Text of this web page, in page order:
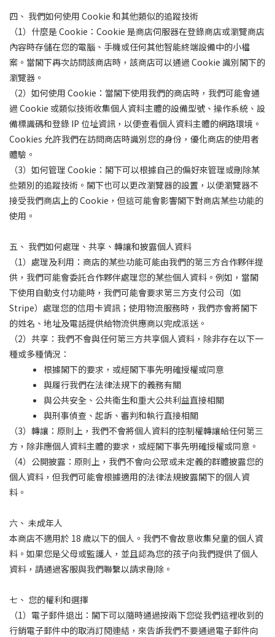
四、 我們如何使用 Cookie 和其他類似的追蹤技術
（1）什麼是 Cookie：Cookie 是商店伺服器在登錄商店或瀏覽商店
內容時存儲在您的電腦、手機或任何其他智能終端設備中的小檔
案。當閣下再次訪問該商店時，該商店可以通過 Cookie 識別閣下的
瀏覽器。
（2）如何使用 Cookie：當閣下使用我們的商店時，我們可能會通
過 Cookie 或類似技術收集個人資料主體的設備型號、操作系統、設
備標識碼和登錄 IP 位址資訊，以便查看個人資料主體的網路環境。
Cookies 允許我們在訪問商店時識別您的身份，優化商店的使用者
體驗。
（3）如何管理 Cookie：閣下可以根據自己的偏好來管理或刪除某
些類別的追蹤技術。閣下也可以更改瀏覽器的設置，以便瀏覽器不
接受我們商店上的 Cookie，但這可能會影響閣下對商店某些功能的
使用。
五、 我們如何處理、共享、轉讓和披露個人資料
（1）處理及利用：商店的某些功能可能由我們的第三方合作夥伴提
供，我們可能會委託合作夥伴處理您的某些個人資料。例如，當閣
下使用自動支付功能時，我們可能會要求第三方支付公司（如
Stripe）處理您的信用卡資訊；使用物流服務時，我們亦會將閣下
的姓名、地址及電話提供給物流供應商以完成派送。
（2）共享：我們不會與任何第三方共享個人資料，除非存在以下一
種或多種情況：
根據閣下的要求，或經閣下事先明確授權或同意
與履行我們在法律法規下的義務有關
與公共安全、公共衛生和重大公共利益直接相關
與刑事偵查、起訴、審判和執行直接相關
（3）轉讓：原則上，我們不會將個人資料的控制權轉讓給任何第三
方，除非應個人資料主體的要求，或經閣下事先明確授權或同意。
（4）公開披露：原則上，我們不會向公眾或未定義的群體披露您的
個人資料，但我們可能會根據適用的法律法規披露閣下的個人資
料。
六、 未成年人
本商店不適用於 18 歲以下的個人。我們不會故意收集兒童的個人資
料。如果您是父母或監護人，並且認為您的孩子向我們提供了個人
資料，請通過客服與我們聯繫以請求刪除。
七、 您的權利和選擇
（1）電子郵件退出：閣下可以隨時通過按兩下您從我們這裡收到的
行銷電子郵件中的取消訂閱連結，來告訴我們不要通過電子郵件向